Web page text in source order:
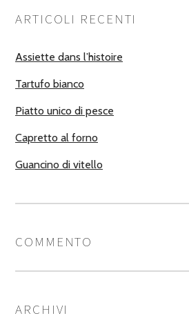
ARTICOLI RECENTI
Assiette dans l’histoire
Tartufo bianco
Piatto unico di pesce
Capretto al forno
Guancino di vitello
COMMENTO
ARCHIVI